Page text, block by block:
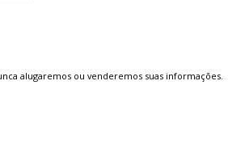
alugaremos ou venderemos suas informações.